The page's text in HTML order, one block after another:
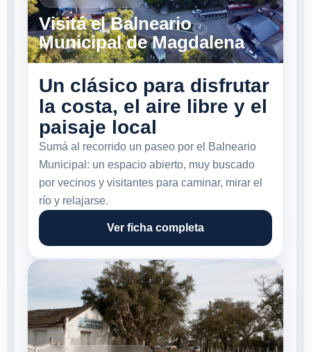
Visitá el Balneario
Municipal de Magdalena
Un clásico para disfrutar
la costa, el aire libre y el
paisaje local
Sumá al recorrido un paseo por el Balneario
Municipal: un espacio abierto, muy buscado
por vecinos y visitantes para caminar, mirar el
río y relajarse.
Ver ficha completa